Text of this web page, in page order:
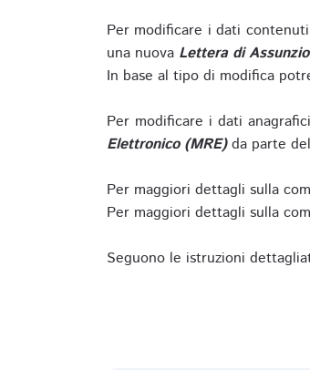
Per modificare i dati
una nuova Lettera di
In base al tipo di modifica
Per modificare i dati
Elettronico (MRE)da parte del
Per maggiori dettagli sulla
Per maggiori dettagli sulla
Seguono le istruzioni